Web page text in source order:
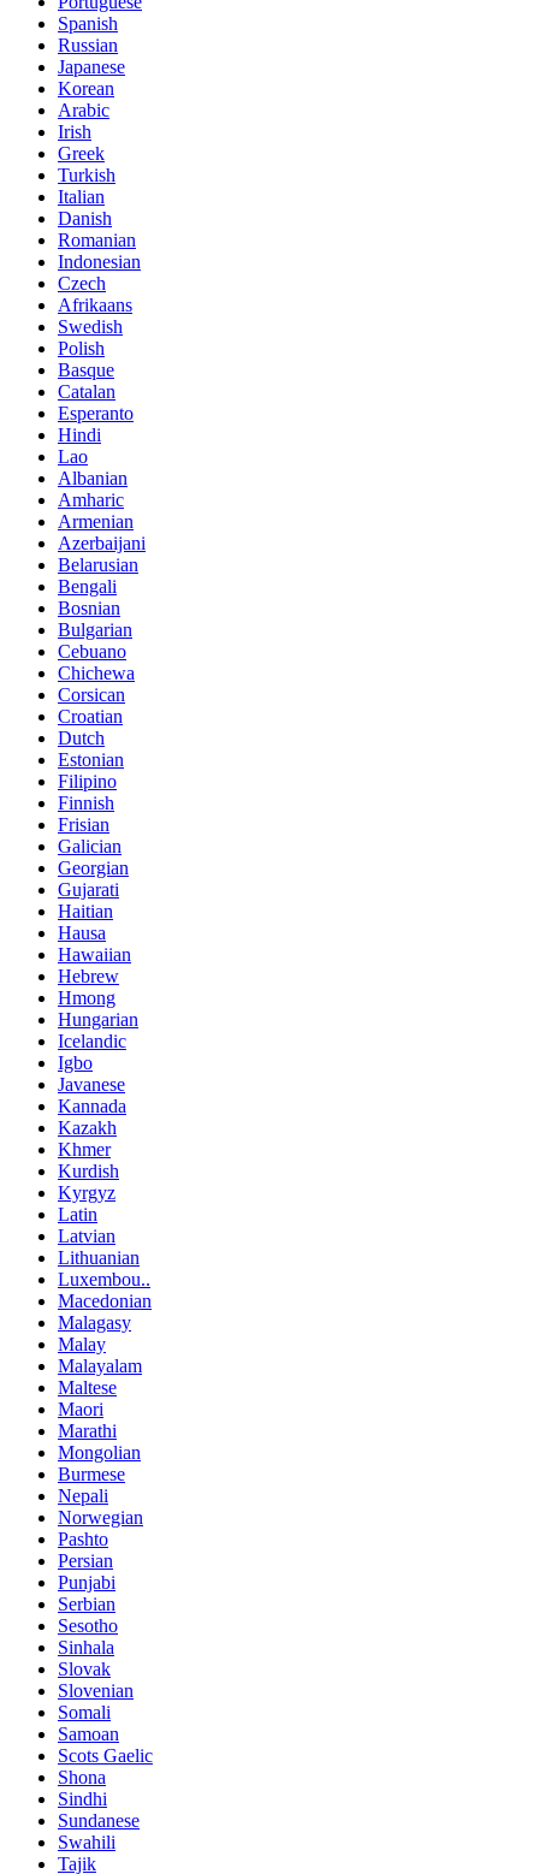
Spanish
Russian
Japanese
Korean
Arabic
Irish
Greek
Turkish
Italian
Danish
Romanian
Indonesian
Czech
Afrikaans
Swedish
Polish
Basque
Catalan
Esperanto
Hindi
Lao
Albanian
Amharic
Armenian
Azerbaijani
Belarusian
Bengali
Bosnian
Bulgarian
Cebuano
Chichewa
Corsican
Croatian
Dutch
Estonian
Filipino
Finnish
Frisian
Galician
Georgian
Gujarati
Haitian
Hausa
Hawaiian
Hebrew
Hmong
Hungarian
Icelandic
Igbo
Javanese
Kannada
Kazakh
Khmer
Kurdish
Kyrgyz
Latin
Latvian
Lithuanian
Luxembou..
Macedonian
Malagasy
Malay
Malayalam
Maltese
Maori
Marathi
Mongolian
Burmese
Nepali
Norwegian
Pashto
Persian
Punjabi
Serbian
Sesotho
Sinhala
Slovak
Slovenian
Somali
Samoan
Scots Gaelic
Shona
Sindhi
Sundanese
Swahili
Tajik